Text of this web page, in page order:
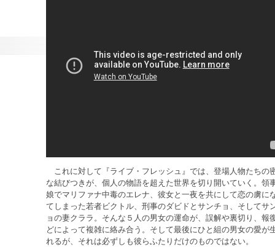
これに対して『ライブ・フレッシュ』では、登場人物たちの
な結びつきが、個人の物語を超えた世界を切り開いていく。領
娘でマリファナ中毒のエレナ、彼女と一夜を共にして恋の虜に
てしまった若者ビクトル、刑事のダビドとサンチョ、そしてサ
ョの妻クララ。そんな５人の男女の運命が、誤解や裏切り、報
どによって複雑に絡み合う。そして最後にひと組の男女の愛が
れるが、それは必ずしも彼らふたりだけのものではない。